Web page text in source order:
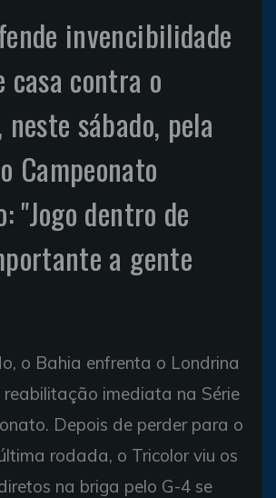
invencibilidade
casa contra o
sábado, pela
Campeonato
"Jogo dentro de
a gente
o Bahia enfrenta o Londrina
reabilitação imediata na Série
Depois de perder para o
rodada, o Tricolor viu os
na briga pelo G-4 se